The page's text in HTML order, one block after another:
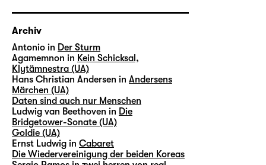
Archiv
Antonio in Der Sturm
Agamemnon in Kein Schicksal,
Klytämnestra (UA)
Hans Christian Andersen in Andersens
Märchen (UA)
Daten sind auch nur Menschen
Ludwig van Beethoven in Die
Bridgetower-Sonate (UA)
Goldie (UA)
Ernst Ludwig in Cabaret
Die Wiedervereinigung der beiden Koreas